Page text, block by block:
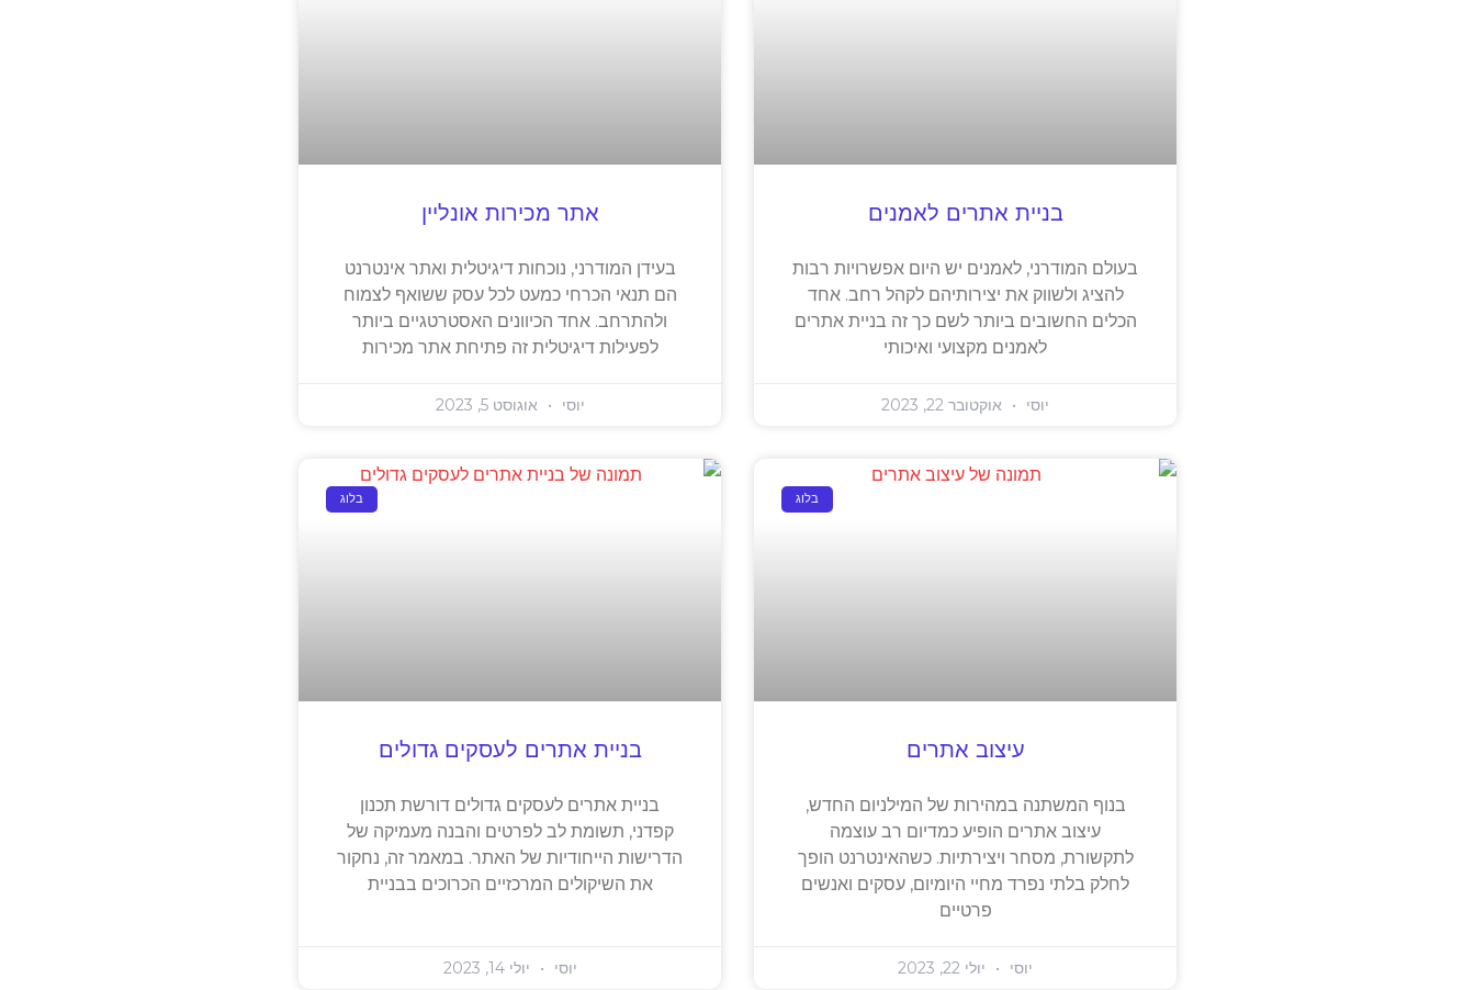
בניית אתרים לאמנים
בעולם המודרני, לאמנים יש היום אפשרויות רבות
להציג ולשווק את יצירותיהם לקהל רחב. אחד
הכלים החשובים ביותר לשם כך זה בניית אתרים
לאמנים מקצועי ואיכותי
יוסי אוקטובר 22, 2023
אתר מכירות אונליין
בעידן המודרני, נוכחות דיגיטלית ואתר אינטרנט
הם תנאי הכרחי כמעט לכל עסק ששואף לצמוח
ולהתרחב. אחד הכיוונים האסטרטגיים ביותר
לפעילות דיגיטלית זה פתיחת אתר מכירות
יוסי אוגוסט 5, 2023
בלוג
עיצוב אתרים
בנוף המשתנה במהירות של המילניום החדש,
עיצוב אתרים הופיע כמדיום רב עוצמה
לתקשורת, מסחר ויצירתיות. כשהאינטרנט הופך
לחלק בלתי נפרד מחיי היומיום, עסקים ואנשים
פרטיים
יוסי יולי 22, 2023
בלוג
בניית אתרים לעסקים גדולים
בניית אתרים לעסקים גדולים דורשת תכנון
קפדני, תשומת לב לפרטים והבנה מעמיקה של
הדרישות הייחודיות של האתר. במאמר זה, נחקור
את השיקולים המרכזיים הכרוכים בבניית
יוסי יולי 14, 2023